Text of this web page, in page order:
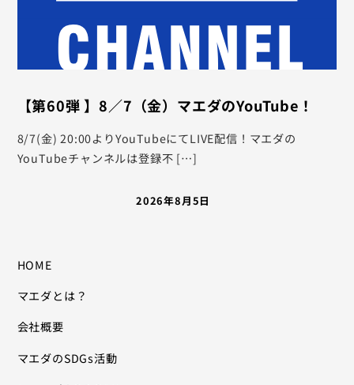
【第60弾 】8／7（金）マエダのYouTube！
8/7(金) 20:00よりYouTubeにてLIVE配信！マエダの
YouTubeチャンネルは登録不 […]
2026年8月5日
HOME
マエダとは？
会社概要
マエダのSDGs活動